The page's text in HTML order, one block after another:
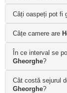
Câți oaspeți pot fi
Câțe camere are
În ce interval se
Gheorghe?
Cât costă sejurul
Gheorghe?